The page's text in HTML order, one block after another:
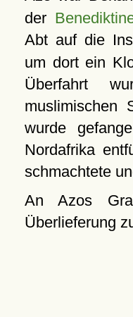
der
Abt auf die
um dort ein
Überfahrt
muslimischen
wurde
Nordafrika
schmachtete
An Azos
Überlieferung